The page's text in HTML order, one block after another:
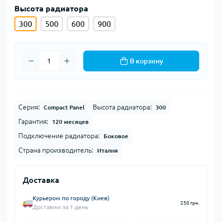
Высота радиатора
300
500 600 900
В корзину
Серия: Compact Panel Высота радиатора: 300
Гарантия: 120 месяцев
Подключение радиатора: Боковое
Страна производитель: Италия
Доставка
Курьером по городу (Киев)
Доставим за 1 день
250 грн.